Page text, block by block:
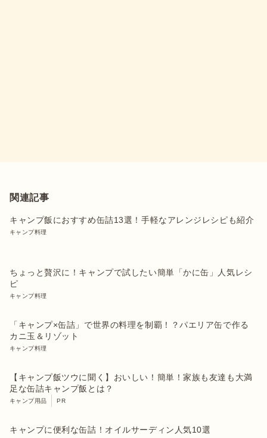
関連記事
キャンプ飯におすすめ缶詰13選！手軽なアレンジレシピも紹介
キャンプ料理
ちょっと贅沢に！キャンプで試したい簡単「かに缶」人気レシ
ピ
キャンプ料理
「キャンプ×缶詰」で世界の料理を制覇！？パエリア缶で作る
カニ玉＆リゾット
キャンプ料理
【キャンプ飯ツウに聞く】おいしい！簡単！家族も友達も大満
足な缶詰キャンプ飯とは？
キャンプ用品 PR
キャンプに便利な缶詰！オイルサーディン人気10選